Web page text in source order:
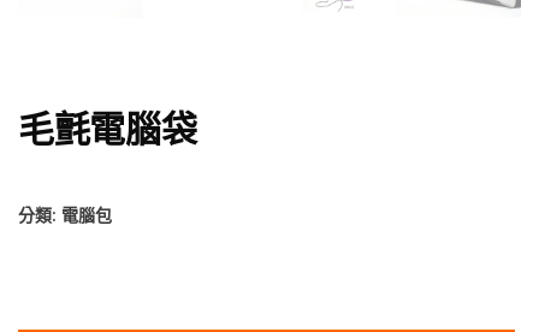
毛氈電腦袋
分類: 電腦包